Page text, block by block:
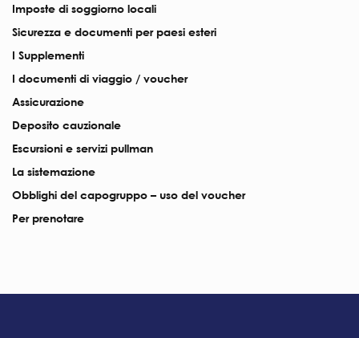
Imposte di soggiorno locali
Sicurezza e documenti per paesi esteri
I Supplementi
I documenti di viaggio / voucher
Assicurazione
Deposito cauzionale
Escursioni e servizi pullman
La sistemazione
Obblighi del capogruppo – uso del voucher
Per prenotare